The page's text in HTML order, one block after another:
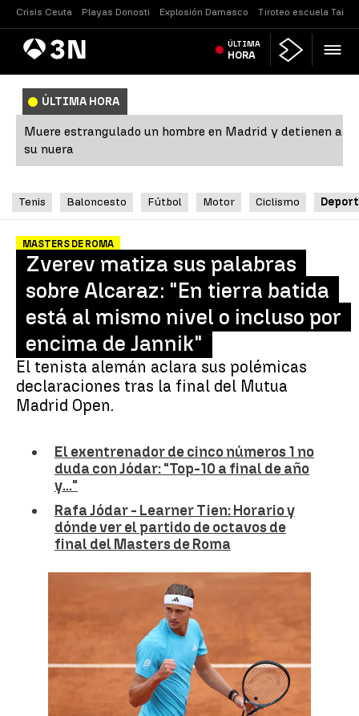
Crisis Ceuta Playas Donosti Explosión Damasco Tiroteo escuela
AntenaNoticias ÚLTIMA
HORA
ÚLTIMA HORA
Muere estrangulado un hombre en Madrid y detienen a
su nuera
Tenis Baloncesto Fútbol Motor Ciclismo
MASTERS DE ROMA
Zverev matiza sus palabras
sobre Alcaraz: "En tierra batida
está al mismo nivel o incluso por
encima de Jannik"
El tenista alemán aclara sus polémicas
declaraciones tras la final del Mutua
Madrid Open.
El exentrenador de cinco números 1 no
duda con Jódar: "Top-10 a final de año
y..."
Rafa Jódar - Learner Tien: Horario y
dónde ver el partido de octavos de
final del Masters de Roma